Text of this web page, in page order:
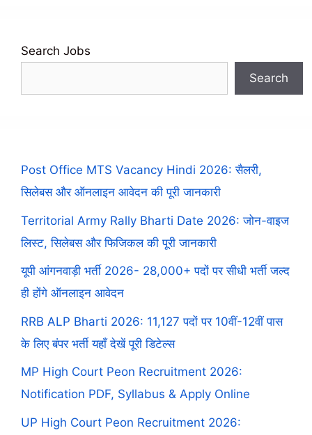
Search Jobs
Search
Post Office MTS Vacancy Hindi 2026: सैलरी,
सिलेबस और ऑनलाइन आवेदन की पूरी जानकारी
Territorial Army Rally Bharti Date 2026: जोन-वाइज
लिस्ट, सिलेबस और फिजिकल की पूरी जानकारी
यूपी आंगनवाड़ी भर्ती 2026- 28,000+ पदों पर सीधी भर्ती जल्द
ही होंगे ऑनलाइन आवेदन
RRB ALP Bharti 2026: 11,127 पदों पर 10वीं-12वीं पास
के लिए बंपर भर्ती यहाँ देखें पूरी डिटेल्स
MP High Court Peon Recruitment 2026:
Notification PDF, Syllabus & Apply Online
UP High Court Peon Recruitment 2026: